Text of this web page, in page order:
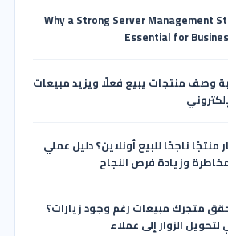
Why a Strong Server Management
Essential for
وصف منتجات يبيع فعلًا ويزيد مبيعات
ناجحًا للبيع أونلاين؟ دليل عملي
وزيادة فرص النجاح
متجرك مبيعات رغم وجود زيارات؟
الزوار إلى عملاء